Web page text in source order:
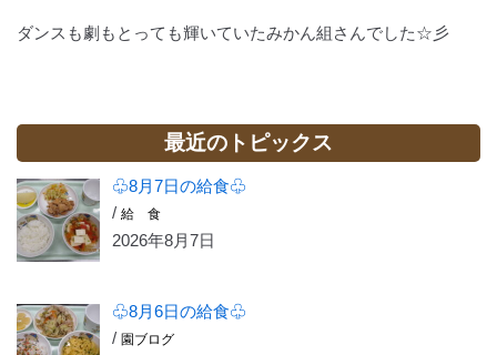
ダンスも劇もとっても輝いていたみかん組さんでした☆彡
最近のトピックス
♧8月7日の給食♧
/給 食
2026年8月7日
♧8月6日の給食♧
/園ブログ